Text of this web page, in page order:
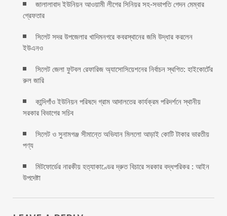
জালালাবাদ ইউনিয়ন আওয়ামী লীগের সিনিয়র সহ-সভাপতি গেদন মেম্বার
গ্রেফতার
সিলেট সদর উপজেলার খাদিমনগরে কবরস্থানের জমি উদ্ধার করলেন
ইউএনও
সিলেট জেলা ফুটবল রেফারিজ অ্যাসোসিয়েশনের নির্বাচন স্থগিত: হাইকোর্টের
রুল জারি ‎
কান্দিগাঁও ইউনিয়ন পরিষদে গ্রাম আদালতের কার্যক্রম পরিদর্শনে স্থানীয়
সরকার বিভাগের সচিব ‎
সিলেট ও সুনামগঞ্জ সীমান্তে অভিযান মিললো আড়াই কোটি টাকার ভারতীয়
পণ্য
মিটফোর্ডের নারকীয় হত্যাকাণ্ডের দ্রুত বিচারে সরকার বদ্ধপরিকর : আইন
উপদেষ্টা